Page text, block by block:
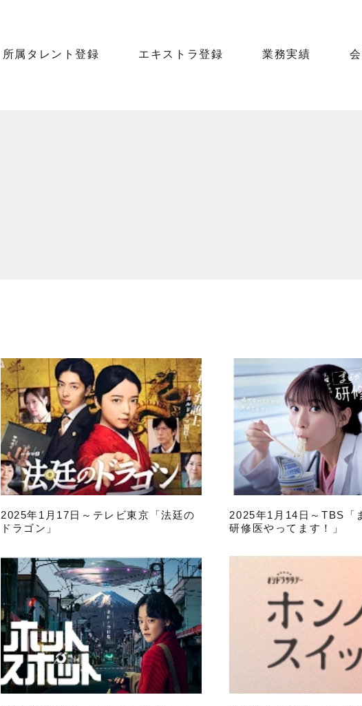
所属タレント登録 エキストラ登録 業務実績
2025年1月17日～テレビ東京「法廷の
ドラゴン」
2025年1月14日～TBS「
研修医やってます！」